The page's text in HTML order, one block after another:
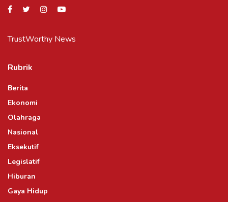
TrustWorthy News
Rubrik
Berita
Ekonomi
Olahraga
Nasional
Eksekutif
Legislatif
Hiburan
Gaya Hidup